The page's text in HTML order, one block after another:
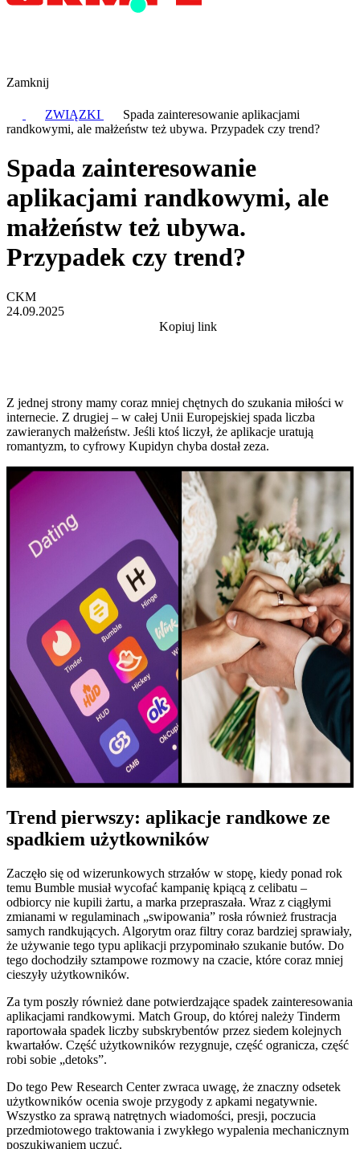
Zamknij
ZWIĄZKI
Spada zainteresowanie aplikacjami
randkowymi, ale małżeństw też ubywa. Przypadek czy trend?
Spada zainteresowanie
aplikacjami randkowymi, ale
małżeństw też ubywa.
Przypadek czy trend?
CKM
24.09.2025
Kopiuj link
Z jednej strony mamy coraz mniej chętnych do szukania miłości w
internecie. Z drugiej – w całej Unii Europejskiej spada liczba
zawieranych małżeństw. Jeśli ktoś liczył, że aplikacje uratują
romantyzm, to cyfrowy Kupidyn chyba dostał zeza.
Trend pierwszy: aplikacje randkowe ze
spadkiem użytkowników
Zaczęło się od wizerunkowych strzałów w stopę, kiedy ponad rok
temu Bumble musiał wycofać kampanię kpiącą z celibatu –
odbiorcy nie kupili żartu, a marka przepraszała. Wraz z ciągłymi
zmianami w regulaminach „swipowania” rosła również frustracja
samych randkujących. Algorytm oraz filtry coraz bardziej sprawiały,
że używanie tego typu aplikacji przypominało szukanie butów. Do
tego dochodziły sztampowe rozmowy na czacie, które coraz mniej
cieszyły użytkowników.
Za tym poszły również dane potwierdzające spadek zainteresowania
aplikacjami randkowymi. Match Group, do której należy Tinderm
raportowała spadek liczby subskrybentów przez siedem kolejnych
kwartałów. Część użytkowników rezygnuje, część ogranicza, część
robi sobie „detoks”.
Do tego Pew Research Center zwraca uwagę, że znaczny odsetek
użytkowników ocenia swoje przygody z apkami negatywnie.
Wszystko za sprawą natrętnych wiadomości, presji, poczucia
przedmiotowego traktowania i zwykłego wypalenia mechanicznym
poszukiwaniem uczuć.